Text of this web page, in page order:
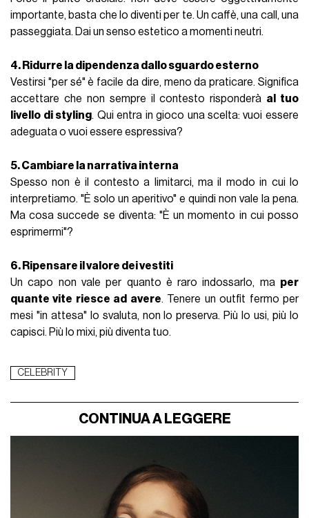
importante, basta che lo diventi per te. Un caffè, una call, una
passeggiata. Dai un senso estetico a momenti neutri.
4. Ridurre la dipendenza dallo sguardo esterno
Vestirsi "per sé" è facile da dire, meno da praticare. Significa
accettare che non sempre il contesto risponderà al tuo
livello di styling. Qui entra in gioco una scelta: vuoi essere
adeguata o vuoi essere espressiva?
5. Cambiare la narrativa interna
Spesso non è il contesto a limitarci, ma il modo in cui lo
interpretiamo. "È solo un aperitivo" e quindi non vale la pena.
Ma cosa succede se diventa: "È un momento in cui posso
esprimermi"?
6. Ripensare il valore dei vestiti
Un capo non vale per quanto è raro indossarlo, ma per
quante vite riesce ad avere. Tenere un outfit fermo per
mesi "in attesa" lo svaluta, non lo preserva. Più lo usi, più lo
capisci. Più lo mixi, più diventa tuo.
CELEBRITY
CONTINUA A LEGGERE